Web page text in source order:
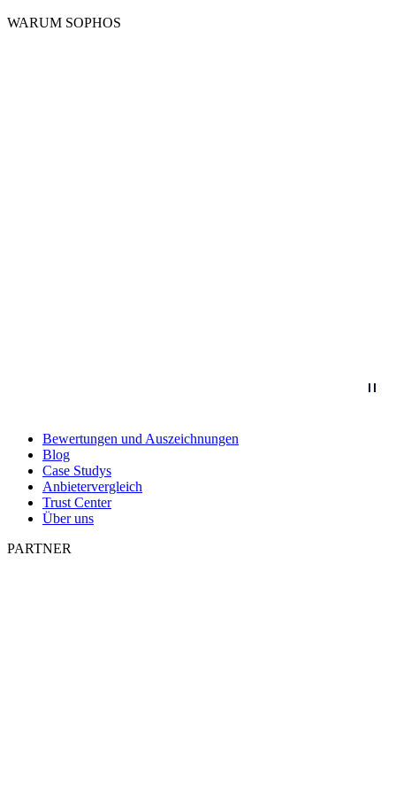
WARUM SOPHOS
Bewertungen und Auszeichnungen
Blog
Case Studys
Anbietervergleich
Trust Center
Über uns
PARTNER